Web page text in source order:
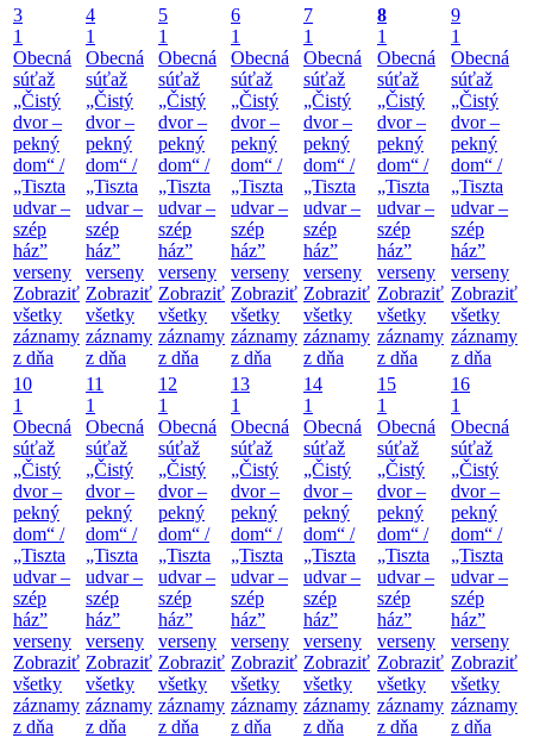
3
1
Obecná
súťaž
„Čistý
dvor –
pekný
dom“ /
„Tiszta
udvar –
szép
ház”
verseny
Zobraziť
všetky
záznamy
z dňa
4
1
Obecná
súťaž
„Čistý
dvor –
pekný
dom“ /
„Tiszta
udvar –
szép
ház”
verseny
Zobraziť
všetky
záznamy
z dňa
5
1
Obecná
súťaž
„Čistý
dvor –
pekný
dom“ /
„Tiszta
udvar –
szép
ház”
verseny
Zobraziť
všetky
záznamy
z dňa
6
1
Obecná
súťaž
„Čistý
dvor –
pekný
dom“ /
„Tiszta
udvar –
szép
ház”
verseny
Zobraziť
všetky
záznamy
z dňa
7
1
Obecná
súťaž
„Čistý
dvor –
pekný
dom“ /
„Tiszta
udvar –
szép
ház”
verseny
Zobraziť
všetky
záznamy
z dňa
8
1
Obecná
súťaž
„Čistý
dvor –
pekný
dom“ /
„Tiszta
udvar –
szép
ház”
verseny
Zobraziť
všetky
záznamy
z dňa
9
1
Obecná
súťaž
„Čistý
dvor –
pekný
dom“ /
„Tiszta
udvar –
szép
ház”
verseny
Zobraziť
všetky
záznamy
z dňa
10
1
Obecná
súťaž
„Čistý
dvor –
pekný
dom“ /
„Tiszta
udvar –
szép
ház”
verseny
Zobraziť
všetky
záznamy
z dňa
11
1
Obecná
súťaž
„Čistý
dvor –
pekný
dom“ /
„Tiszta
udvar –
szép
ház”
verseny
Zobraziť
všetky
záznamy
z dňa
12
1
Obecná
súťaž
„Čistý
dvor –
pekný
dom“ /
„Tiszta
udvar –
szép
ház”
verseny
Zobraziť
všetky
záznamy
z dňa
13
1
Obecná
súťaž
„Čistý
dvor –
pekný
dom“ /
„Tiszta
udvar –
szép
ház”
verseny
Zobraziť
všetky
záznamy
z dňa
14
1
Obecná
súťaž
„Čistý
dvor –
pekný
dom“ /
„Tiszta
udvar –
szép
ház”
verseny
Zobraziť
všetky
záznamy
z dňa
15
1
Obecná
súťaž
„Čistý
dvor –
pekný
dom“ /
„Tiszta
udvar –
szép
ház”
verseny
Zobraziť
všetky
záznamy
z dňa
16
1
Obecná
súťaž
„Čistý
dvor –
pekný
dom“ /
„Tiszta
udvar –
szép
ház”
verseny
Zobraziť
všetky
záznamy
z dňa